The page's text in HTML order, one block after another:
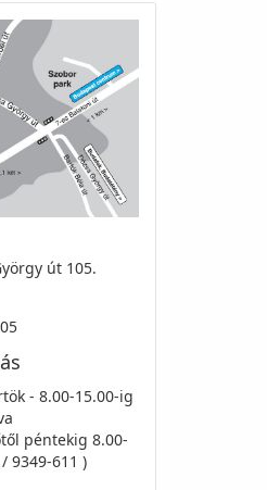
út 105.
- 8.00-15.00-ig
péntekig 8.00-
9349-611 )